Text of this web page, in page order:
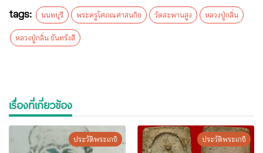
tags: นนทบุรี พระครูโศภณศาสนกิจ วัดสะพานสูง หลวงปู่กลิ่น
หลวงปู่กลิ่น จันทรังสี
เรื่องที่เกี่ยวข้อง
ประวัติพระเกจิ ประวัติพระเกจิ